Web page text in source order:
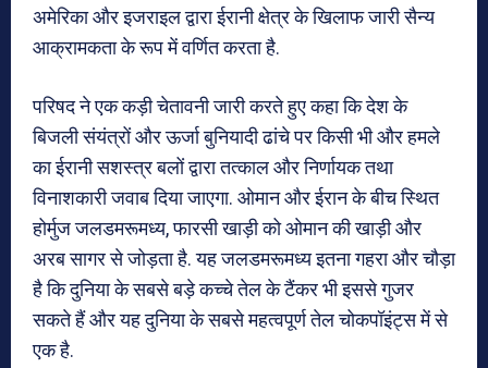
अमेरिका और इजराइल द्वारा ईरानी क्षेत्र के खिलाफ जारी सैन्य
आक्रामकता के रूप में वर्णित करता है.
परिषद ने एक कड़ी चेतावनी जारी करते हुए कहा कि देश के
बिजली संयंत्रों और ऊर्जा बुनियादी ढांचे पर किसी भी और हमले
का ईरानी सशस्त्र बलों द्वारा तत्काल और निर्णायक तथा
विनाशकारी जवाब दिया जाएगा. ओमान और ईरान के बीच स्थित
होर्मुज जलडमरूमध्य, फारसी खाड़ी को ओमान की खाड़ी और
अरब सागर से जोड़ता है. यह जलडमरूमध्य इतना गहरा और चौड़ा
है कि दुनिया के सबसे बड़े कच्चे तेल के टैंकर भी इससे गुजर
सकते हैं और यह दुनिया के सबसे महत्वपूर्ण तेल चोकपॉइंट्स में से
एक है.